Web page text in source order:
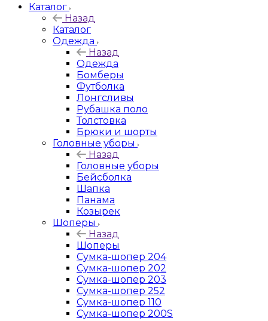
Каталог
Назад
Каталог
Одежда
Назад
Одежда
Бомберы
Футболка
Лонгсливы
Рубашка поло
Толстовка
Брюки и шорты
Головные уборы
Назад
Головные уборы
Бейсболка
Шапка
Панама
Козырек
Шоперы
Назад
Шоперы
Сумка-шопер 204
Сумка-шопер 202
Сумка-шопер 203
Сумка-шопер 252
Сумка-шопер 110
Сумка-шопер 200S